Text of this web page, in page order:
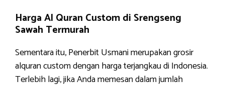
Harga Al Quran Custom di Srengseng
Sawah Termurah
Sementara itu, Penerbit Usmani merupakan grosir
alquran custom dengan harga terjangkau di Indonesia.
Terlebih lagi, jika Anda memesan dalam jumlah